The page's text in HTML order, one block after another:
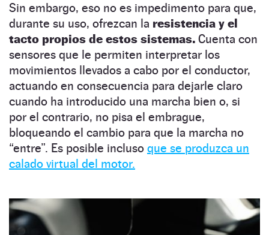
Sin embargo, eso no es impedimento para que,
durante su uso, ofrezcan la resistencia y el
tacto propios de estos sistemas. Cuenta con
sensores que le permiten interpretar los
movimientos llevados a cabo por el conductor,
actuando en consecuencia para dejarle claro
cuando ha introducido una marcha bien o, si
por el contrario, no pisa el embrague,
bloqueando el cambio para que la marcha no
“entre”. Es posible incluso que se produzca un
calado virtual del motor.